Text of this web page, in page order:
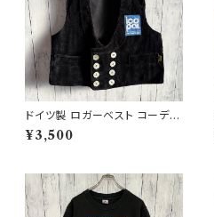
ドイツ製 ロガーベスト コーデュ
ロイベスト ワークベスト 黒 ダブ
ルブレスト
¥3,500